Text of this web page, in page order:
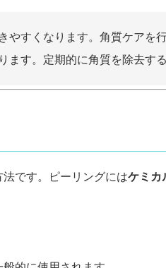
すくなります。角質ケアを
す。定期的に角質を除去す
です。ピーリングにはケミカ